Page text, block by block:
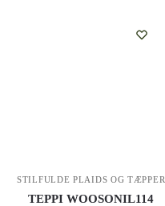
STILFULDE PLAIDS OG TÆPPER
TEPPI WOOSONIL114